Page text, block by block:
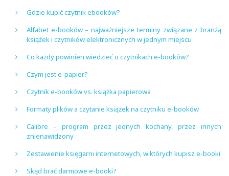
Gdzie kupić czytnik ebooków?
Alfabet e-booków – najważniejsze terminy związane z branżą
książek i czytników elektronicznych w jednym miejscu
Co każdy powinien wiedzieć o czytnikach e-booków?
Czym jest e-papier?
Czytnik e-booków vs. książka papierowa
Formaty plików a czytanie książek na czytniku e-booków
Calibre – program przez jednych kochany, przez innych
znienawidzony
Zestawienie księgarni internetowych, w których kupisz e-booki
Skąd brać darmowe e-booki?